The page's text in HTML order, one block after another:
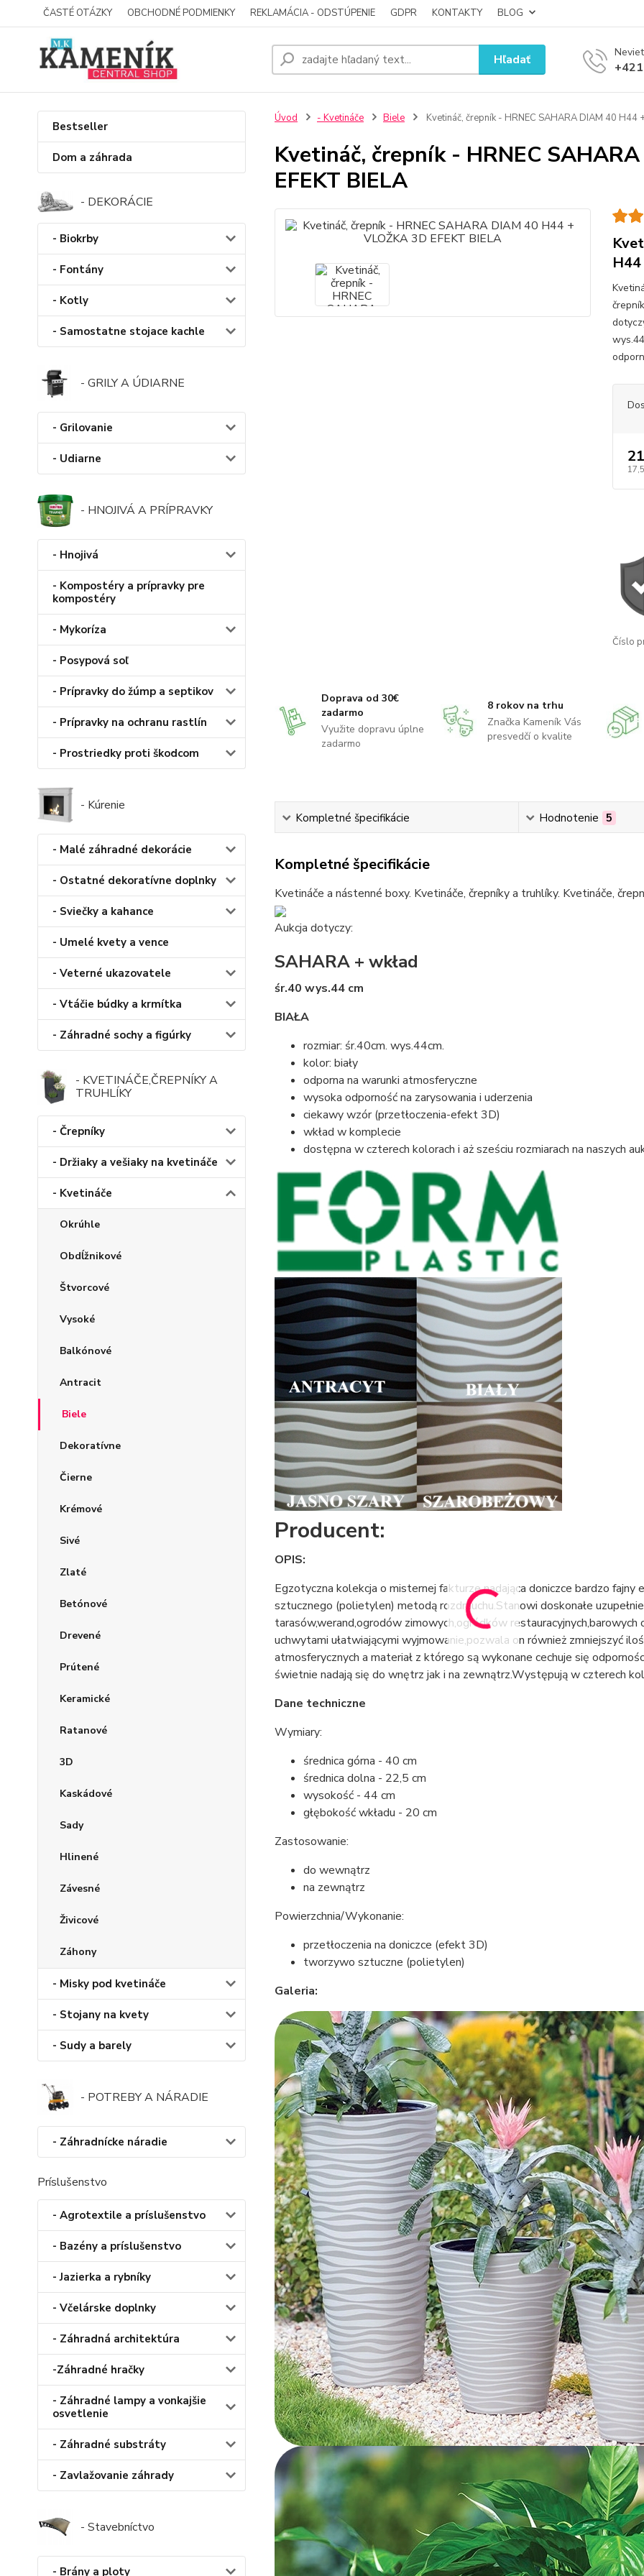
ČASTÉ OTÁZKY OBCHODNÉ PODMIENKY REKLAMÁCIA - ODSTÚPENIE GDPR KONTAKTY BLOG
Hľadať
Bestseller
Dom a záhrada
- DEKORÁCIE
- Biokrby
- Fontány
- Kotly
- Samostatne stojace kachle
- GRILY A ÚDIARNE
- Grilovanie
- Udiarne
- HNOJIVÁ A PRÍPRAVKY
- Hnojivá
- Kompostéry a prípravky pre
kompostéry
- Mykoríza
- Posypová soľ
- Prípravky do žúmp a septikov
- Prípravky na ochranu rastlín
- Prostriedky proti škodcom
- Kúrenie
- Malé záhradné dekorácie
- Ostatné dekoratívne doplnky
- Sviečky a kahance
- Umelé kvety a vence
- Veterné ukazovatele
- Vtáčie búdky a krmítka
- Záhradné sochy a figúrky
- KVETINÁČE,ČREPNÍKY A
TRUHLÍKY
- Črepníky
- Držiaky a vešiaky na kvetináče
- Kvetináče
Okrúhle
Obdĺžnikové
Štvorcové
Vysoké
Balkónové
Antracit
Biele
Dekoratívne
Čierne
Krémové
Sivé
Zlaté
Betónové
Drevené
Prútené
Keramické
Ratanové
3D
Kaskádové
Sady
Hlinené
Závesné
Živicové
Záhony
- Misky pod kvetináče
- Stojany na kvety
- Sudy a barely
- POTREBY A NÁRADIE
- Záhradnícke náradie
Príslušenstvo
- Agrotextile a príslušenstvo
- Bazény a príslušenstvo
- Jazierka a rybníky
- Včelárske doplnky
- Záhradná architektúra
-Záhradné hračky
- Záhradné lampy a vonkajšie
osvetlenie
- Záhradné substráty
- Zavlažovanie záhrady
- Stavebníctvo
- Brány a ploty
Úvod - Kvetináče Biele Kvetináč, črepník - HRNEC SAHARA DIAM 40 H44
Kvetináč, črepník - HRNEC
EFEKT BIELA
Číslo
Doprava od 30€
zadarmo
Využite dopravu úplne
zadarmo
8 rokov na trhu
Značka Kameník Vás
presvedčí o kvalite
Kompletné špecifikácie Hodnotenie 5
Kompletné špecifikácie
Kvetináče a nástenné boxy. Kvetináče, črepníky a truhlíky. Kvetináče,
Aukcja dotyczy:
SAHARA + wkład
śr.40 wys.44 cm
BIAŁA
rozmiar: śr.40cm. wys.44cm.
kolor: biały
odporna na warunki atmosferyczne
wysoka odporność na zarysowania i uderzenia
ciekawy wzór (przetłoczenia-efekt 3D)
wkład w komplecie
dostępna w czterech kolorach i aż sześciu rozmiarach na naszych
Producent:
OPIS:
Egzotyczna kolekcja o misternej fakturze nadająca doniczce bardzo
sztucznego (polietylen) metodą rozdmuchu.Stanowi doskonałe
tarasów,werand,ogrodów zimowych,ogródków
uchwytami ułatwiającymi wyjmowanie,pozwala on również zmniejszyć
atmosferycznych a materiał z którego są wykonane cechuje się
świetnie nadają się do wnętrz jak i na zewnątrz.Występują w czterech
Dane techniczne
Wymiary:
średnica górna - 40 cm
średnica dolna - 22,5 cm
wysokość - 44 cm
głębokość wkładu - 20 cm
Zastosowanie:
do wewnątrz
na zewnątrz
Powierzchnia/Wykonanie:
przetłoczenia na doniczce (efekt 3D)
tworzywo sztuczne (polietylen)
Galeria: